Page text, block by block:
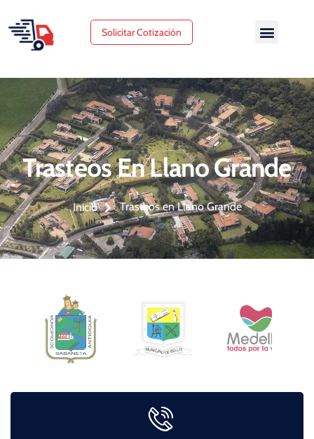
Solicitar Cotización
Trasteos En Llano Grande
Inicio Trasteos en Llano Grande